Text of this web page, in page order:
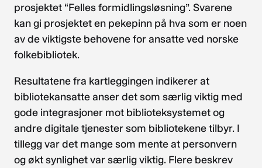
prosjektet “Felles formidlingsløsning”. Svarene
kan gi prosjektet en pekepinn på hva som er noen
av de viktigste behovene for ansatte ved norske
folkebibliotek.
Resultatene fra kartleggingen indikerer at
bibliotekansatte anser det som særlig viktig med
gode integrasjoner mot biblioteksystemet og
andre digitale tjenester som bibliotekene tilbyr. I
tillegg var det mange som mente at personvern
og økt synlighet var særlig viktig. Flere beskrev